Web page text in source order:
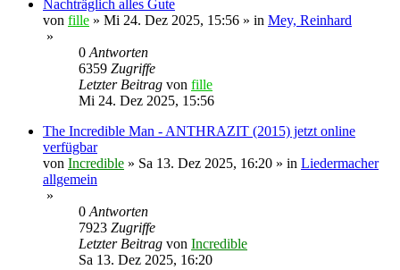
Nachträglich alles Gute
von fille » Mi 24. Dez 2025, 15:56 » in Mey, Reinhard
»
0Antworten
6359 Zugriffe
Letzter Beitrag von fille
Mi 24. Dez 2025, 15:56
The Incredible Man - ANTHRAZIT (2015) jetzt online
verfügbar
von Incredible » Sa 13. Dez 2025, 16:20 » in Liedermacher
allgemein
»
0Antworten
7923 Zugriffe
Letzter Beitrag von Incredible
Sa 13. Dez 2025, 16:20